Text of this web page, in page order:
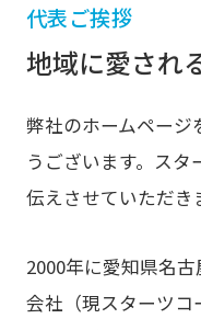
代表ご挨拶
地域に愛され
弊社のホームページ
うございます。ス
伝えさせていただき
2000年に愛知県名
会社（現スターツ